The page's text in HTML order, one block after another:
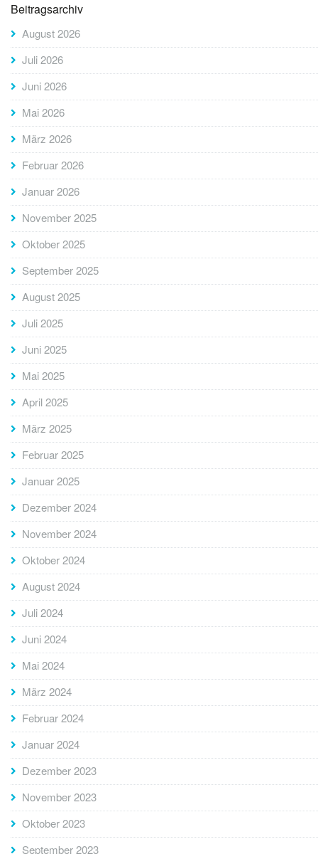
Beitragsarchiv
August 2026
Juli 2026
Juni 2026
Mai 2026
März 2026
Februar 2026
Januar 2026
November 2025
Oktober 2025
September 2025
August 2025
Juli 2025
Juni 2025
Mai 2025
April 2025
März 2025
Februar 2025
Januar 2025
Dezember 2024
November 2024
Oktober 2024
August 2024
Juli 2024
Juni 2024
Mai 2024
März 2024
Februar 2024
Januar 2024
Dezember 2023
November 2023
Oktober 2023
September 2023